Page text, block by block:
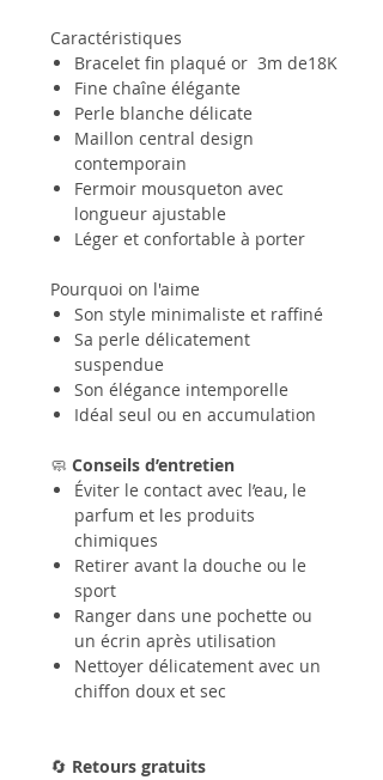
Caractéristiques
Bracelet fin plaqué or 3m de18K
Fine chaîne élégante
Perle blanche délicate
Maillon central design
contemporain
Fermoir mousqueton avec
longueur ajustable
Léger et confortable à porter
Pourquoi on l'aime
Son style minimaliste et raffiné
Sa perle délicatement
suspendue
Son élégance intemporelle
Idéal seul ou en accumulation
🧼 Conseils d’entretien
Éviter le contact avec l’eau, le
parfum et les produits
chimiques
Retirer avant la douche ou le
sport
Ranger dans une pochette ou
un écrin après utilisation
Nettoyer délicatement avec un
chiffon doux et sec
🔄 Retours gratuits